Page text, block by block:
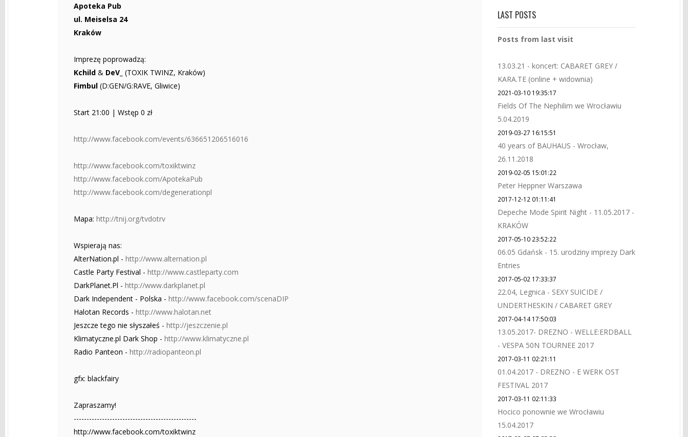
Apoteka Pub
ul. Meiselsa 24
Kraków
Imprezę poprowadzą:
Kchild & DeV_ (TOXIK TWINZ, Kraków)
Fimbul (D:GEN/G:RAVE, Gliwice)
Start 21:00 | Wstęp 0 zł
http://www.facebook.com/events/636651206516016
http://www.facebook.com/toxiktwinz
http://www.facebook.com/ApotekaPub
http://www.facebook.com/degenerationpl
Mapa: http://tnij.org/tvdotrv
Wspierają nas:
AlterNation.pl - http://www.alternation.pl
Castle Party Festival - http://www.castleparty.com
DarkPlanet.Pl - http://www.darkplanet.pl
Dark Independent - Polska - http://www.facebook.com/scenaDIP
Halotan Records - http://www.halotan.net
Jeszcze tego nie słyszałeś - http://jeszczenie.pl
Klimatyczne.pl Dark Shop - http://www.klimatyczne.pl
Radio Panteon - http://radiopanteon.pl
gfx: blackfairy
Zapraszamy!
------------------------------------------------
http://www.facebook.com/toxiktwinz
LAST POSTS
Posts from last visit
13.03.21 - koncert: CABARET GREY /
KARA.TE (online + widownia)
2021-03-10 19:35:17
Fields Of The Nephilim we Wrocławiu
5.04.2019
2019-03-27 16:15:51
40 years of BAUHAUS - Wrocław,
26.11.2018
2019-02-05 15:01:22
Peter Heppner Warszawa
2017-12-12 01:11:41
Depeche Mode Spirit Night - 11.05.2017 -
KRAKÓW
2017-05-10 23:52:22
06.05 Gdańsk - 15. urodziny imprezy Dark
Entries
2017-05-02 17:33:37
22.04, Legnica - SEXY SUICIDE /
UNDERTHESKIN / CABARET GREY
2017-04-14 17:50:03
13.05.2017- DREZNO - WELLE:ERDBALL
- VESPA 50N TOURNEE 2017
2017-03-11 02:21:11
01.04.2017 - DREZNO - E WERK OST
FESTIVAL 2017
2017-03-11 02:11:33
Hocico ponownie we Wrocławiu
15.04.2017